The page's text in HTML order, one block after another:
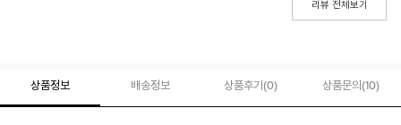
리뷰 전체보기
상품정보 배송정보 상품후기(0) 상품문의 (10)